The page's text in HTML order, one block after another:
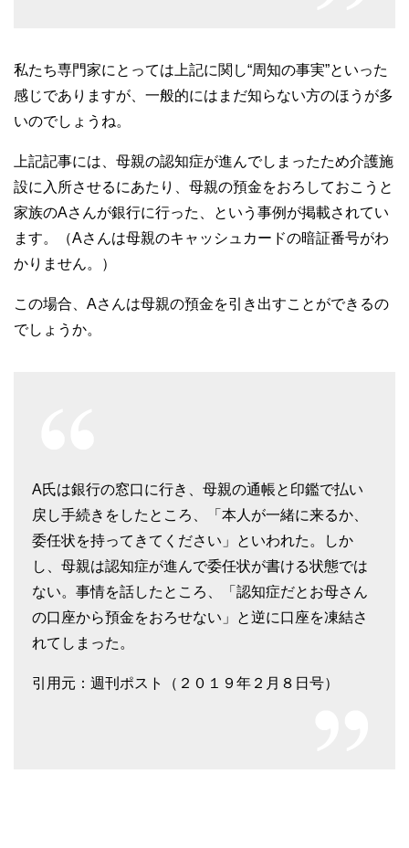
私たち専門家にとっては上記に関し“周知の事実”といった
感じでありますが、一般的にはまだ知らない方のほうが多
いのでしょうね。
上記記事には、母親の認知症が進んでしまったため介護施
設に入所させるにあたり、母親の預金をおろしておこうと
家族のAさんが銀行に行った、という事例が掲載されてい
ます。（Aさんは母親のキャッシュカードの暗証番号がわ
かりません。）
この場合、Aさんは母親の預金を引き出すことができるの
でしょうか。
A氏は銀行の窓口に行き、母親の通帳と印鑑で払い
戻し手続きをしたところ、「本人が一緒に来るか、
委任状を持ってきてください」といわれた。しか
し、母親は認知症が進んで委任状が書ける状態では
ない。事情を話したところ、「認知症だとお母さん
の口座から預金をおろせない」と逆に口座を凍結さ
れてしまった。
引用元：週刊ポスト（２０１９年２月８日号）